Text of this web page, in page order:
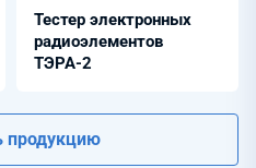
Тестер электронных
радиоэлементов
ТЭРА-2
продукцию